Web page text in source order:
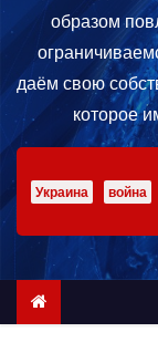
е
р
ж
м
образом
даём свою
которое
Украина война